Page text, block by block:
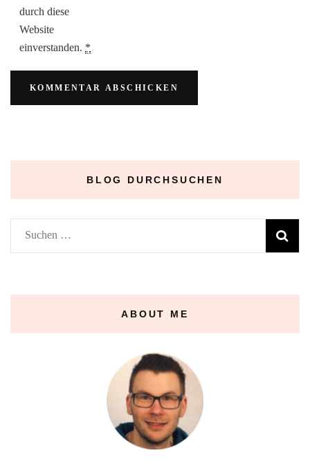
durch diese
Website
einverstanden. *
BLOG DURCHSUCHEN
Suchen
nach:
ABOUT ME